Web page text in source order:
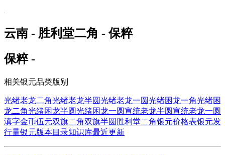
云南 - 胜利堂二角 - 保粹
保粹 -
相关银元品类版别
光绪老龙二角光绪老龙半圆光绪老龙一圆光绪困龙一角光绪困
龙二角光绪困龙半圆光绪困龙一圆宣统老龙半圆宣统老龙一圆
滇字金币伍元双旗二角双旗半圆 胜利堂二角银元价格表银元发
行量银元版本目录知识库最近更新